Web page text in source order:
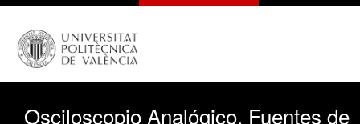
Osciloscopio Analógico. Fuentes de